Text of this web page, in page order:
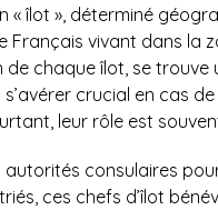
« îlot », déterminé
Français vivant dans la
de chaque îlot, se trouve
crucial en cas
leur rôle est
autorités consulaires
ces chefs d’îlot